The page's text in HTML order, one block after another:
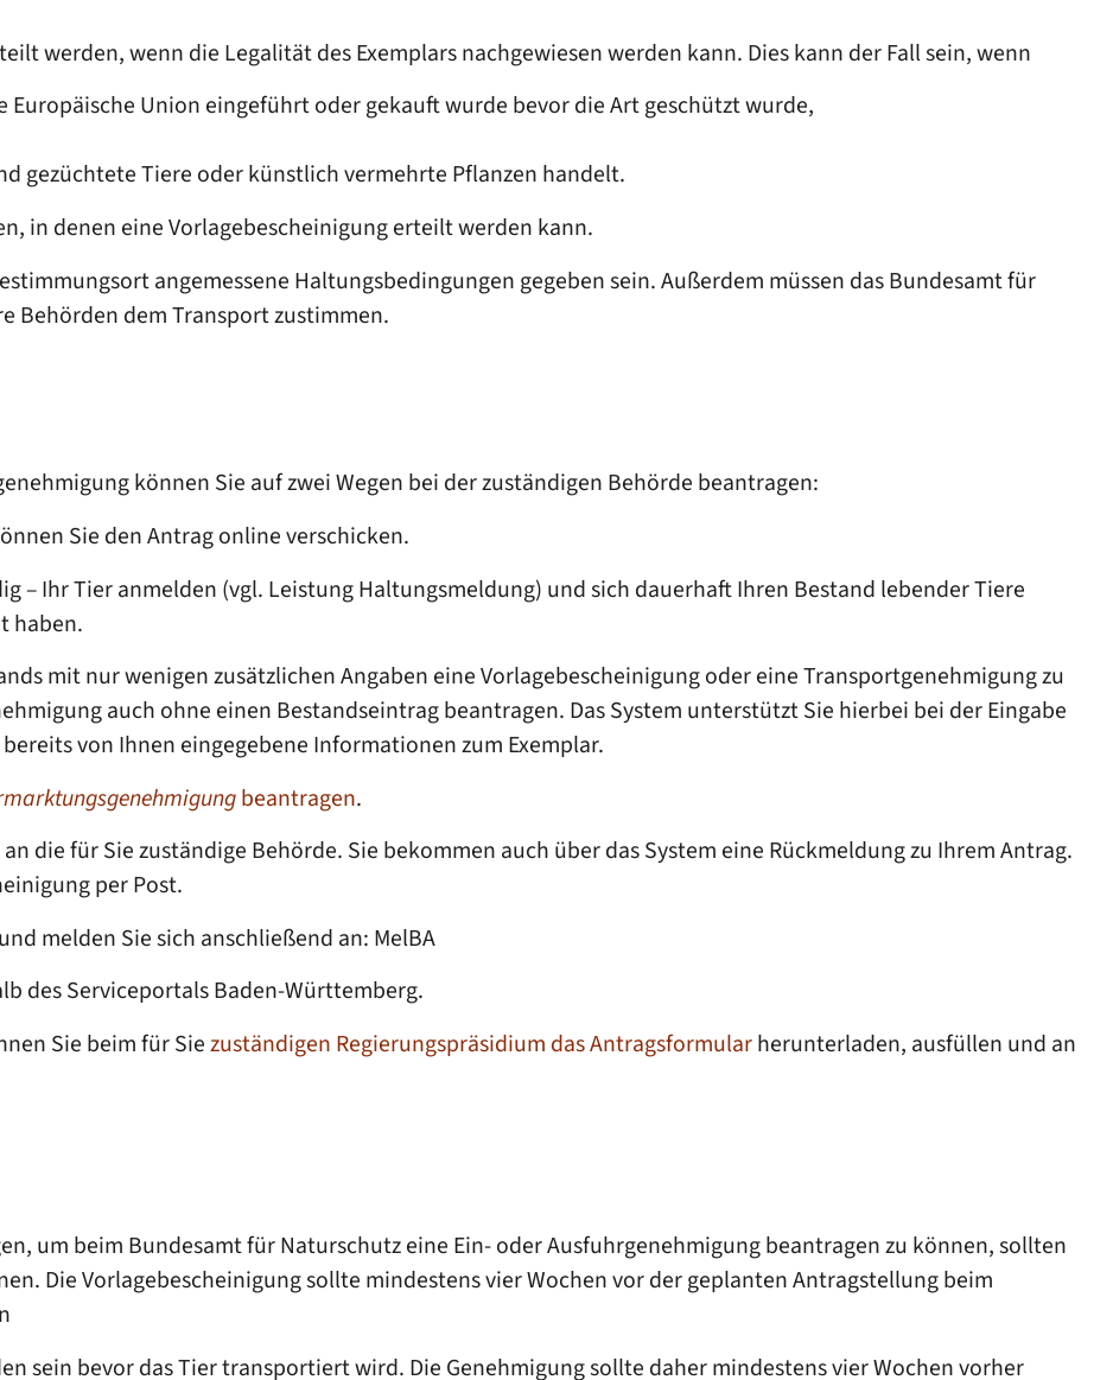
werden, wenn die Legalität des Exemplars nachgewiesen werden kann. Dies kann der Fall sein, wenn
Europäische Union eingeführt oder gekauft wurde bevor die Art geschützt wurde,
gezüchtete Tiere oder künstlich vermehrte Pflanzen handelt.
in denen eine Vorlagebescheinigung erteilt werden kann.
angemessene Haltungsbedingungen gegeben sein. Außerdem müssen das Bundesamt für
Behörden dem Transport zustimmen.
können Sie auf zwei Wegen bei der zuständigen Behörde beantragen:
Sie den Antrag online verschicken.
– Ihr Tier anmelden (vgl. Leistung Haltungsmeldung) und sich dauerhaft Ihren Bestand lebender Tiere
haben.
mit nur wenigen zusätzlichen Angaben eine Vorlagebescheinigung oder eine Transportgenehmigung zu
auch ohne einen Bestandseintrag beantragen. Das System unterstützt Sie hierbei bei der Eingabe
von Ihnen eingegebene Informationen zum Exemplar.
beantragen.
die für Sie zuständige Behörde. Sie bekommen auch über das System eine Rückmeldung zu Ihrem Antrag.
per Post.
und melden Sie sich anschließend an: MelBA
des Serviceportals Baden-Württemberg.
Sie beim für Siezuständigen Regierungspräsidium das Antragsformularherunterladen, ausfüllen und an
um beim Bundesamt für Naturschutz eine Ein- oder Ausfuhrgenehmigung beantragen zu können, sollten
Die Vorlagebescheinigung sollte mindestens vier Wochen vor der geplanten Antragstellung beim
sein bevor das Tier transportiert wird. Die Genehmigung sollte daher mindestens vier Wochen vorher